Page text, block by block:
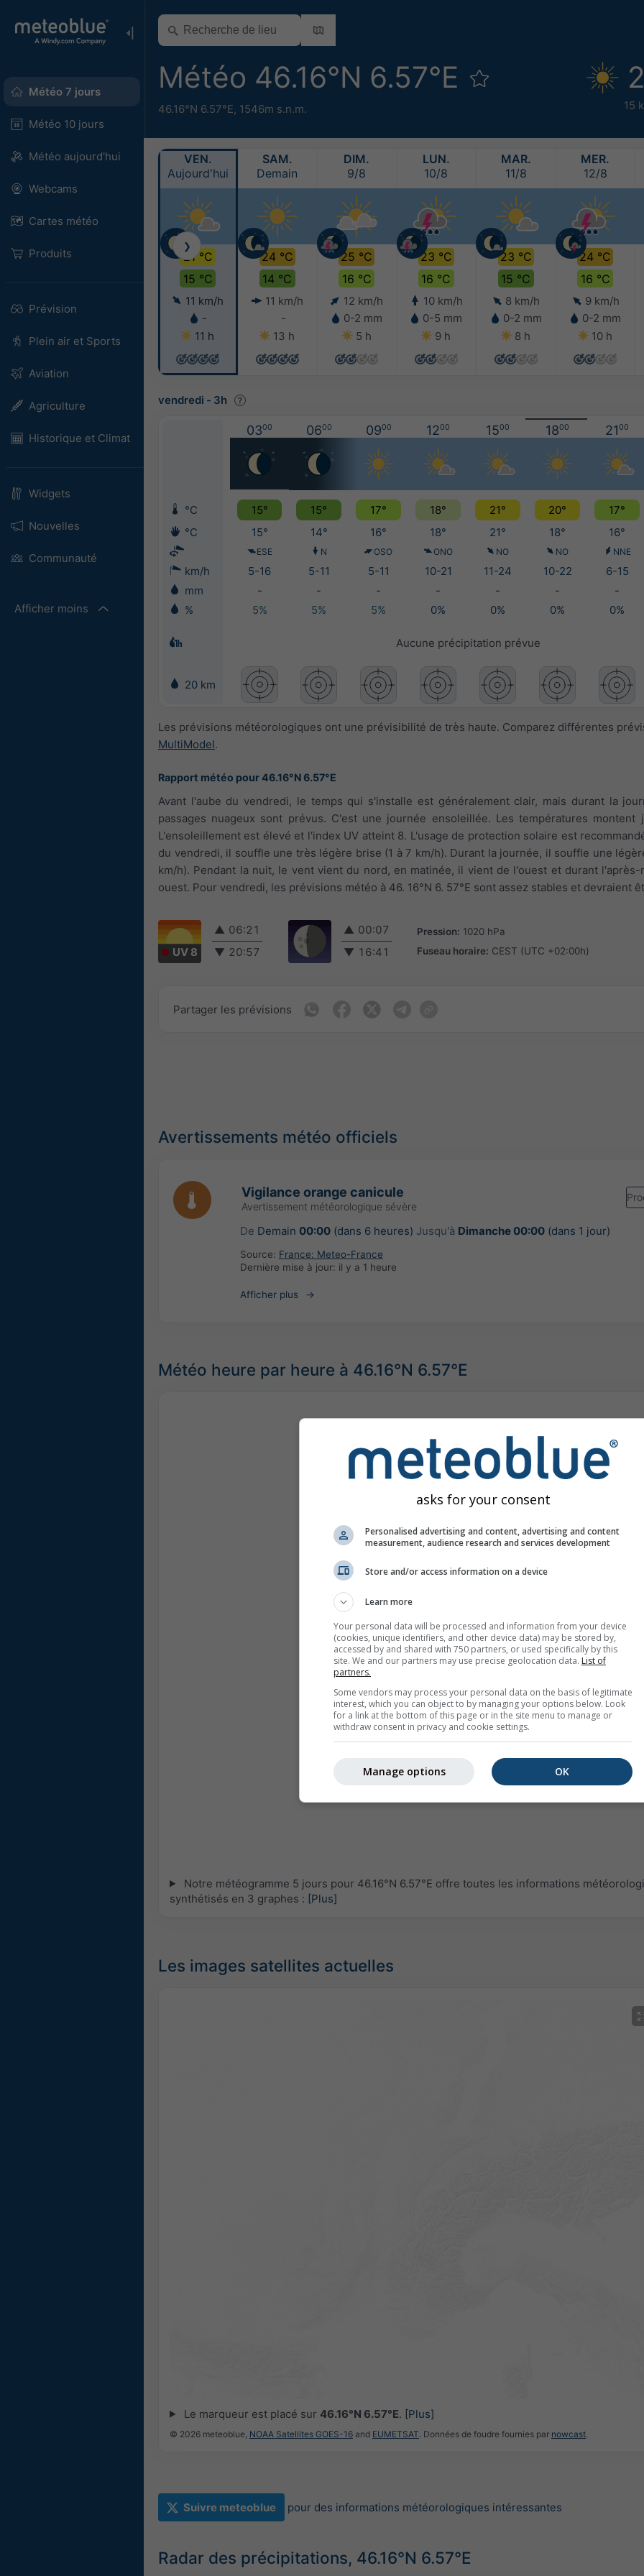
Météo 7 jours
Météo 10 jours
Météo aujourd'hui
Webcams
Cartes météo
Produits
Prévision
Plein air et Sports
Aviation
Agriculture
Historique et Climat
Widgets
Nouvelles
Communauté
Afficher moins
Météo 46.16°N 6.57°E
46.16°N 6.57°E, 1546m s.n.m. 15
VEN.
Aujourd'hui
21 °C
15 °C
11 km/h
-
11 h
SAM.
Demain
24 °C
14 °C
11 km/h
-
13 h
DIM.
9/8
25 °C
16 °C
12 km/h
0-2 mm
5 h
LUN.
10/8
23 °C
16 °C
10 km/h
0-5 mm
9 h
MAR.
11/8
23 °C
15 °C
8 km/h
0-2 mm
8 h
MER.
12/8
24 °C
16 °C
9 km/h
0-2 mm
10 h
❯
vendredi - 3h
0300 0600 0900 1200 1500 1800 2100
°C 15° 15° 17° 18° 21° 20° 17°
°C
15° 14° 16° 18° 21° 18° 16°
ESE N OSO ONO NO NO NNE
km/h 5-16 5-11 5-11 10-21 11-24 10-22 6-15
mm
- - - - - - -
%
5% 5% 5% 0% 0% 0% 0%
Aucune précipitation prévue
20 km
Les prévisions météorologiques ont une prévisibilité de très haute. Comparez différentes
MultiModel.
Rapport météo pour 46.16°N 6.57°E
Avant l'aube du vendredi, le temps qui s'installe est généralement clair, mais durant la
passages nuageux sont prévus. C'est une journée ensoleillée. Les températures montent
L'ensoleillement est élevé et l'index UV atteint 8. L'usage de protection solaire est
du vendredi, il souffle une très légère brise (1 à 7 km/h). Durant la journée, il souffle une
km/h). Pendant la nuit, le vent vient du nord, en matinée, il vient de l'ouest et durant
ouest. Pour vendredi, les prévisions météo à 46. 16°N 6. 57°E sont assez stables et devraient
UV 8
▲ 06:21
▼ 20:57
▲ 00:07
▼ 16:41
Pression: 1020 hPa
Fuseau horaire: CEST (UTC +02:00h)
Partager les prévisions
Avertissements météo officiels
Vigilance orange canicule
Avertissement météorologique sévère
De Demain 00:00(dans 6 heures) Jusqu'à Dimanche 00:00(dans 1 jour)
Source: France: Meteo-France
Dernière mise à jour: il y a 1 heure
Afficher plus
Météo heure par heure à 46.16°N 6.57°E
Notre météogramme 5 jours pour 46.16°N 6.57°E offre toutes les informations
synthétisés en 3 graphes : [Plus]
Les images satellites actuelles
Le marqueur est placé sur 46.16°N 6.57°E. [Plus]
© 2026 meteoblue, NOAA Satellites GOES-16 and EUMETSAT. Données de foudre fournies par nowcast.
Suivre meteoblue pour des informations météorologiques intéressantes
Radar des précipitations, 46.16°N 6.57°E
asks for your consent
Personalised advertising and content, advertising and content
measurement, audience research and services development
Store and/or access information on a device
Learn more
Your personal data will be processed and information from your device
(cookies, unique identifiers, and other device data) may be stored by,
accessed by and shared with 750 partners, or used specifically by this
site. We and our partners may use precise geolocation data. List of
partners.
Some vendors may process your personal data on the basis of legitimate
interest, which you can object to by managing your options below. Look
for a link at the bottom of this page or in the site menu to manage or
withdraw consent in privacy and cookie settings.
OK
Manage options